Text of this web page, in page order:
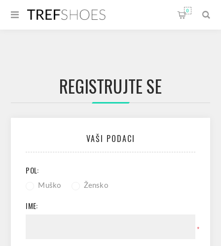
0
REGISTRUJTE SE
VAŠI PODACI
POL:
Muško Žensko
IME:
*